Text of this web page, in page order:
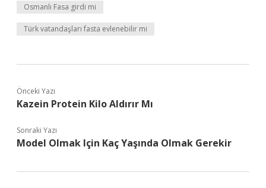
Osmanlı Fasa girdi mi
Türk vatandaşları fasta evlenebilir mi
Önceki Yazı
Kazein Protein Kilo Aldırır Mı
Sonraki Yazı
Model Olmak Için Kaç Yaşında Olmak Gerekir